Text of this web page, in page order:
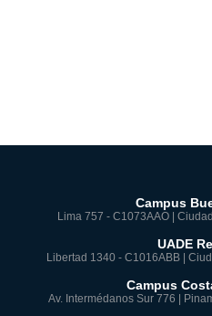
Campus
Lima 757 - C1073AAO |
UADE
Libertad 1340 - C1016ABB |
Campus
Av. Intermédanos Sur 776 |